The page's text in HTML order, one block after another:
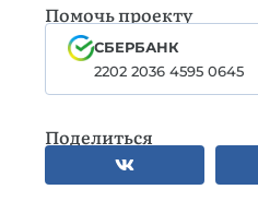
Помочь проекту
СБЕРБАНК
2202 2036 4595 0645
Поделиться